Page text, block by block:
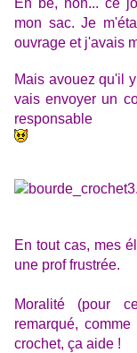
Eh bé, non... ce
mon sac. Je
ouvrage et j'avais
Mais avouez qu'il
vais envoyer un
responsable
En tout cas, mes
une prof frustrée.
Moralité (pour
remarqué,
crochet, ça aide !